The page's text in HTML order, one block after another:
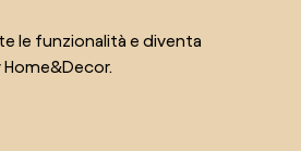
le funzionalità e diventa